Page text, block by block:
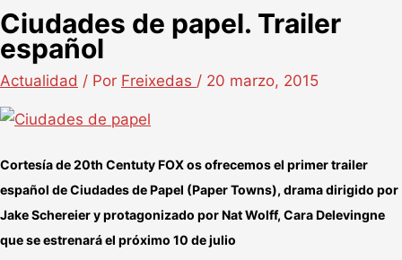
Ciudades de papel. Trailer
español
Actualidad / Por Freixedas / 20 marzo, 2015
Cortesía de 20th Centuty FOX os ofrecemos el primer trailer
español de Ciudades de Papel (Paper Towns), drama dirigido por
Jake Schereier y protagonizado por Nat Wolff, Cara Delevingne
que se estrenará el próximo 10 de julio